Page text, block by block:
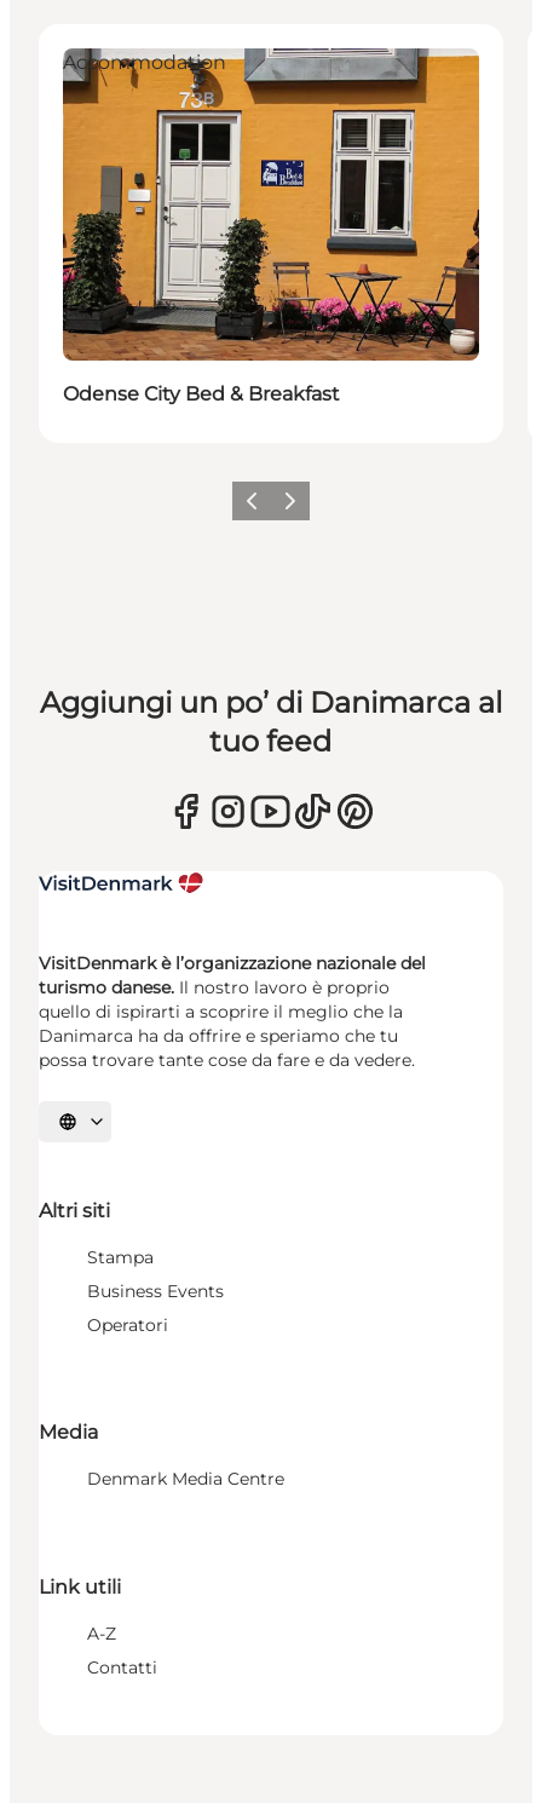
Accommodation
Odense City Bed & Breakfast
Precedente
Avanti
Aggiungi un po’ di Danimarca al
tuo feed
VisitDenmark è l’organizzazione nazionale del
turismo danese. Il nostro lavoro è proprio
quello di ispirarti a scoprire il meglio che la
Danimarca ha da offrire e speriamo che tu
possa trovare tante cose da fare e da vedere.
Seleziona la lingua
Altri siti
Stampa
Business Events
Operatori
Media
Denmark Media Centre
Link utili
A-Z
Contatti